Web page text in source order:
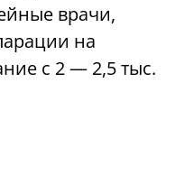
врачи,
на
с 2 — 2,5 тыс.